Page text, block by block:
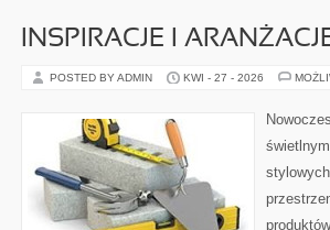
INSPIRACJE I
POSTED BY ADMIN KWI - 27 - 2026